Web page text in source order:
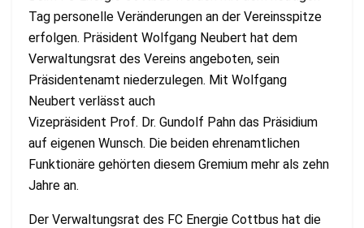
Tag personelle Veränderungen an der Vereinsspitze
erfolgen. Präsident Wolfgang Neubert hat dem
Verwaltungsrat des Vereins angeboten, sein
Präsidentenamt niederzulegen. Mit Wolfgang
Neubert verlässt auch
Vizepräsident Prof. Dr. Gundolf Pahn das Präsidium
auf eigenen Wunsch. Die beiden ehrenamtlichen
Funktionäre gehörten diesem Gremium mehr als zehn
Jahre an.
Der Verwaltungsrat des FC Energie Cottbus hat die